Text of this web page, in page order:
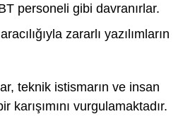
personeli gibi davranırlar.
zararlı yazılımların
teknik istismarın ve insan
karışımını vurgulamaktadır.